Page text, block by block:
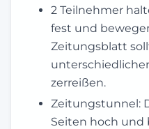
2 Teilnehmer
fest und
Zeitungsblatt
zerreißen.
Zeitungstunnel:
Seiten hoch und